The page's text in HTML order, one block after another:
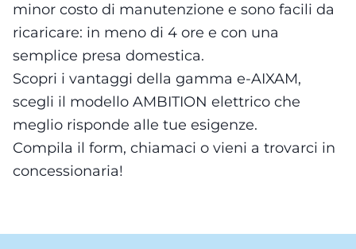
minor costo di manutenzione e sono facili da
ricaricare: in meno di 4 ore e con una
semplice presa domestica.
Scopri i vantaggi della gamma e-AIXAM,
scegli il modello AMBITION elettrico che
meglio risponde alle tue esigenze.
Compila il form, chiamaci o vieni a trovarci in
concessionaria!